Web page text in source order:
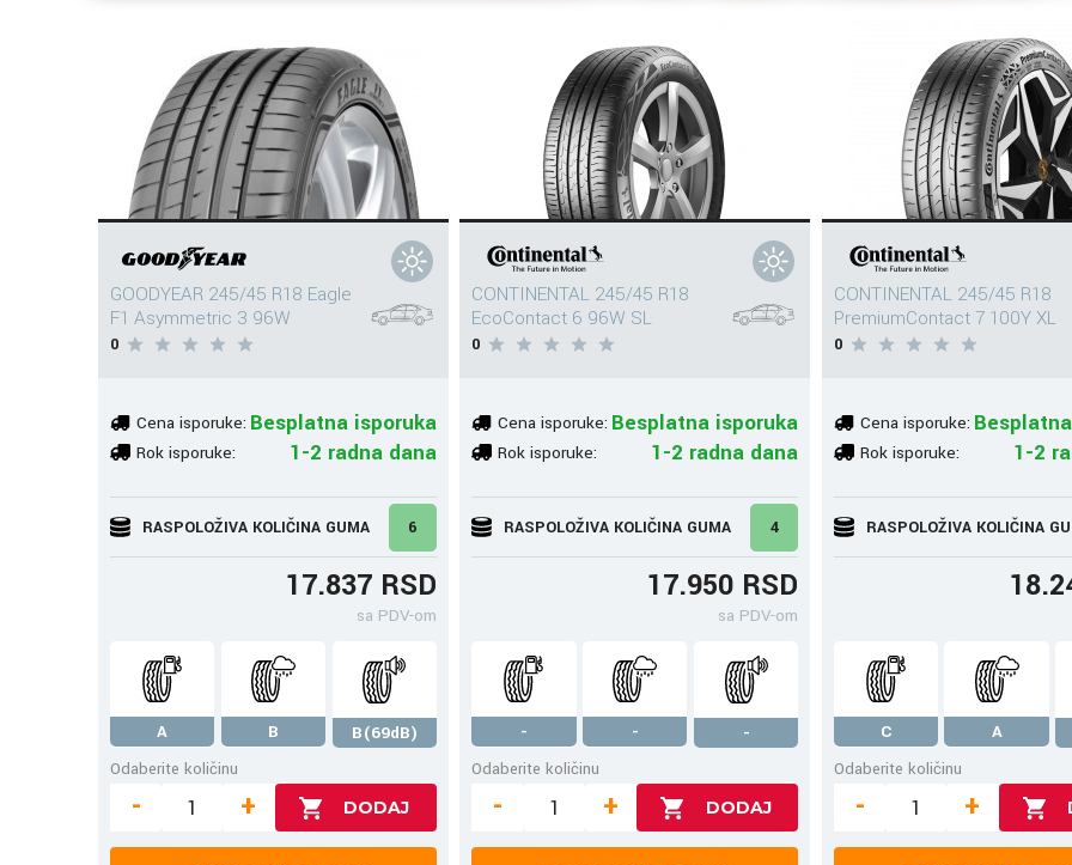
GOODYEAR 245/45 R18 Eagle
F1 Asymmetric 3 96W
0
Cena isporuke: Besplatna isporuka
Rok isporuke: 1-2 radna dana
RASPOLOŽIVA KOLIČINA GUMA 6
17.837 RSD
sa PDV-om
A B
B(69dB)
Odaberite količinu
- +
CONTINENTAL 245/45 R18
EcoContact 6 96W SL
0
Cena isporuke: Besplatna isporuka
Rok isporuke: 1-2 radna dana
RASPOLOŽIVA KOLIČINA GUMA 4
17.950 RSD
sa PDV-om
- -
-
Odaberite količinu
- +
CONTINENTAL 245/45 R18
PremiumContact 7 100Y XL
0
Cena isporuke:
Rok isporuke: 1-2
RASPOLOŽIVA KOLIČINA
C
A
Odaberite količinu
- +